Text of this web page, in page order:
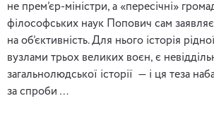
не прем’єр‑міністри, а «пересічні»
філософських наук Попович сам
на об’єктивність. Для нього історія
вузлами трьох великих воєн, є
загальнолюдської історії — і ця теза
за спроби …